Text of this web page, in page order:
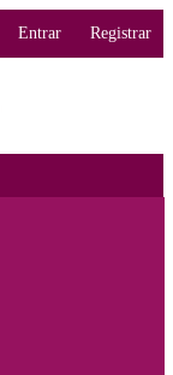
Entrar Registrar